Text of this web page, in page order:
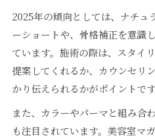
2025年の傾向としては、ナチュ
ーショートや、骨格補正を意識
ています。施術の際は、スタイ
提案してくれるか、カウンセリ
かり伝えられるかがポイントです
また、カラーやパーマと組み合
も注目されています。美容室マ